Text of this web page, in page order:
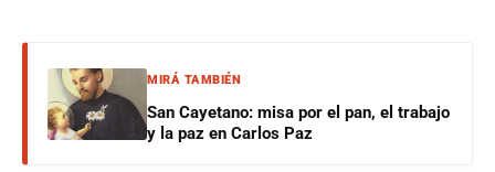
MIRÁ TAMBIÉN
San Cayetano: misa por el pan, el trabajo
y la paz en Carlos Paz